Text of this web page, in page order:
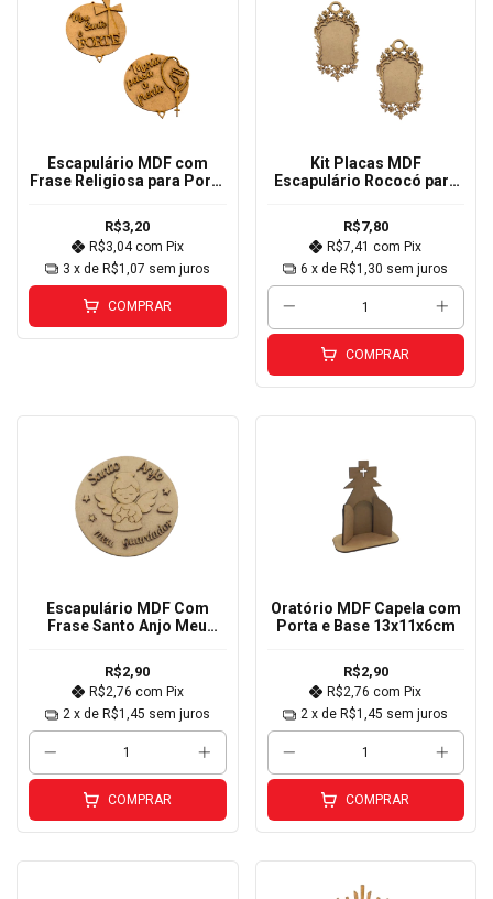
Escapulário MDF com
Frase Religiosa para Porta
R$3,20
R$3,04com Pix
3 x de R$1,07 sem juros
COMPRAR
Kit Placas MDF
Escapulário Rococó para
R$7,80
R$7,41com Pix
6 x deR$1,30 sem juros
COMPRAR
Escapulário MDF Com
Frase Santo Anjo Meu
R$2,90
R$2,76 com Pix
2 x de R$1,45 sem juros
COMPRAR
Oratório MDF Capela com
Porta e Base 13x11x6cm
R$2,90
R$2,76com Pix
2 x de R$1,45 sem juros
COMPRAR